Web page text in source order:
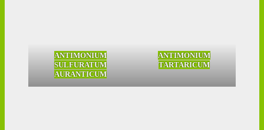
ANTIMONIUM
SULFURATUM
AURANTICUM
ANTIMONIUM
TARTARICUM